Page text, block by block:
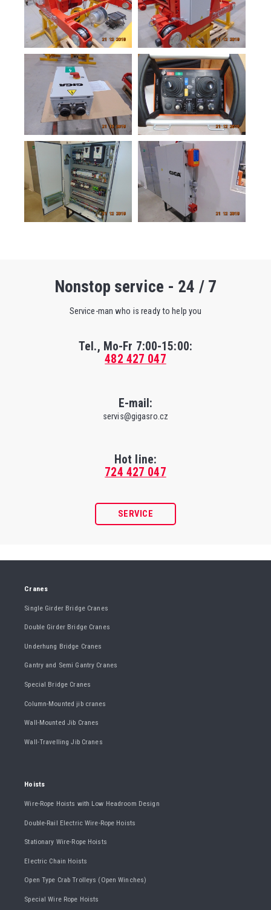
Nonstop service - 24 / 7
Service-man who is ready to help you
Tel., Mo-Fr 7:00-15:00:
482 427 047
E-mail:
servis@gigasro.cz
Hot line:
724 427 047
SERVICE
Cranes
Single Girder Bridge Cranes
Double Girder Bridge Cranes
Underhung Bridge Cranes
Gantry and Semi Gantry Cranes
Special Bridge Cranes
Column-Mounted jib cranes
Wall-Mounted Jib Cranes
Wall-Travelling Jib Cranes
Hoists
Wire-Rope Hoists with Low Headroom Design
Double-Rail Electric Wire-Rope Hoists
Stationary Wire-Rope Hoists
Electric Chain Hoists
Open Type Crab Trolleys (Open Winches)
Special Wire Rope Hoists